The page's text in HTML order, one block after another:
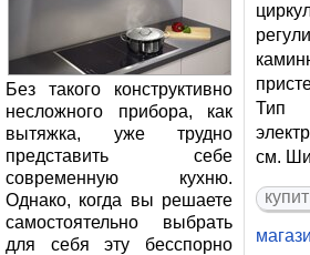
Без такого конструктивно
несложного прибора, как
вытяжка, уже трудно
представить себе
современную кухню.
Однако, когда вы решаете
самостоятельно выбрать
для себя эту бесспорно
Тип
см.